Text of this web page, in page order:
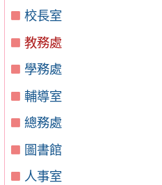
校長室
教務處
學務處
輔導室
總務處
圖書館
人事室